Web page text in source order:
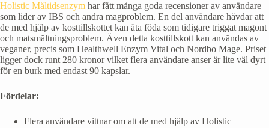
Holistic Måltidsenzym har fått många goda recensioner av användare
som lider av IBS och andra magproblem. En del användare hävdar att
de med hjälp av kosttillskottet kan äta föda som tidigare triggat magont
och matsmältningsproblem. Även detta kosttillskott kan användas av
veganer, precis som Healthwell Enzym Vital och Nordbo Mage. Priset
ligger dock runt 280 kronor vilket flera användare anser är lite väl dyrt
för en burk med endast 90 kapslar.
Fördelar:
Flera användare vittnar om att de med hjälp av Holistic